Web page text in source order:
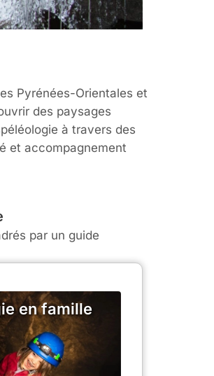
Pyrénées-Orientales et
des paysages
à travers des
et accompagnement
par un guide
en famille